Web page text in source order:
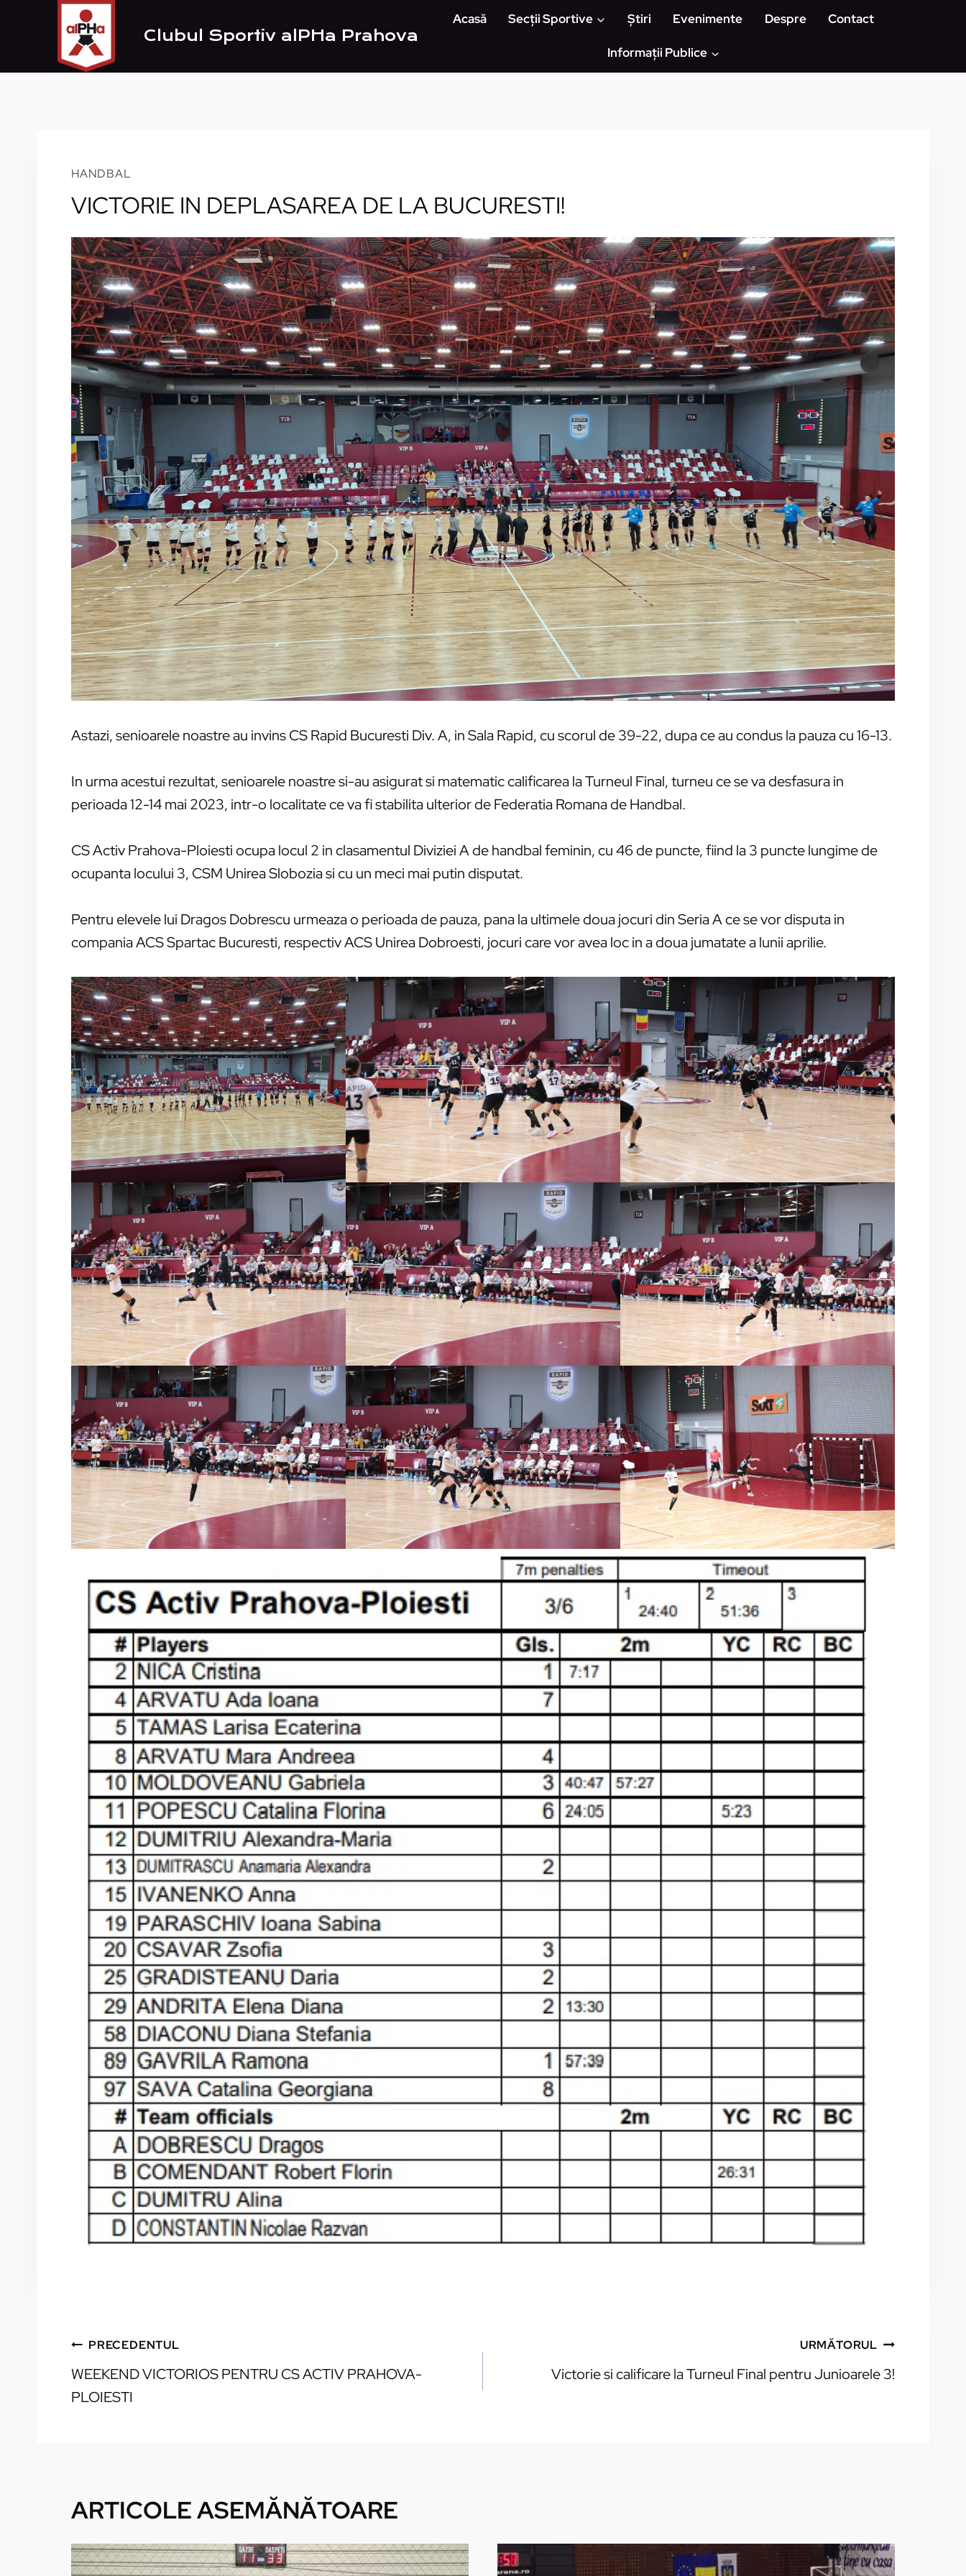
Clubul Sportiv alPHa Prahova
Acasă Secții Sportive Știri Evenimente Despre Contact
Informații Publice
HANDBAL
VICTORIE IN DEPLASAREA DE LA BUCURESTI!
Astazi, senioarele noastre au invins CS Rapid Bucuresti Div. A, in Sala Rapid, cu scorul de 39-22, dupa ce au condus la pauza cu 16-13.
In urma acestui rezultat, senioarele noastre si-au asigurat si matematic calificarea la Turneul Final, turneu ce se va desfasura in
perioada 12-14 mai 2023, intr-o localitate ce va fi stabilita ulterior de Federatia Romana de Handbal.
CS Activ Prahova-Ploiesti ocupa locul 2 in clasamentul Diviziei A de handbal feminin, cu 46 de puncte, fiind la 3 puncte lungime de
ocupanta locului 3, CSM Unirea Slobozia si cu un meci mai putin disputat.
Pentru elevele lui Dragos Dobrescu urmeaza o perioada de pauza, pana la ultimele doua jocuri din Seria A ce se vor disputa in
compania ACS Spartac Bucuresti, respectiv ACS Unirea Dobroesti, jocuri care vor avea loc in a doua jumatate a lunii aprilie.
NAVIGARE
ÎN
PRECEDENTUL
WEEKEND VICTORIOS PENTRU CS ACTIV PRAHOVA-
PLOIESTI
URMĂTORUL
Victorie si calificare la Turneul Final pentru Junioarele 3!
ARTICOLE ASEMĂNĂTOARE